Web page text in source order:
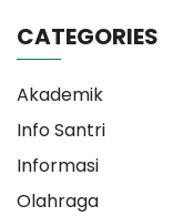
CATEGORIES
Akademik
Info Santri
Informasi
Olahraga